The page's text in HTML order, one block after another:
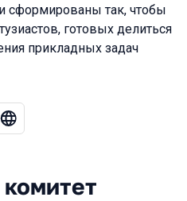
сформированы так, чтобы
готовых делиться
прикладных задач